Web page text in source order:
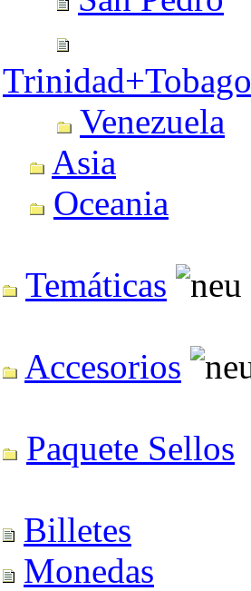
Trinidad+Tobago
Venezuela
Asia
Oceania
Temáticas
Accesorios
Paquete Sellos
Billetes
Monedas